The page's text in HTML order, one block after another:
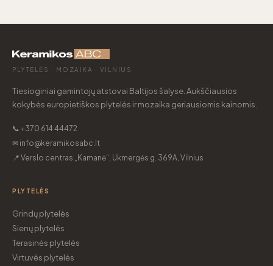
PLYTELĖS · MOZAIKA · VILNIUS
Tiesioginiai gamintojų atstovai Baltijos šalyse. Aukščiausios
kokybės europietiškos plytelės ir mozaika geriausiomis kainomis.
📞 +370 614 44472
✉ info@keramikosabc.lt
📍 Verslo centras „Kamanė“, Ukmergės g. 369A, Vilnius
PLYTELĖS
Grindų plytelės
Sienų plytelės
Terasinės plytelės
Virtuvės plytelės